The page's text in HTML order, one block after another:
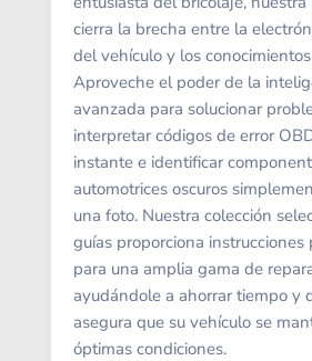
cierra la brecha entre la
del vehículo y los
Aproveche el poder de la
avanzada para solucionar
interpretar códigos de error
instante e identificar
automotrices oscuros
una foto. Nuestra colección
guías proporciona instrucciones
para una amplia gama de
ayudándole a ahorrar tiempo y
asegura que su vehículo se
óptimas condiciones.